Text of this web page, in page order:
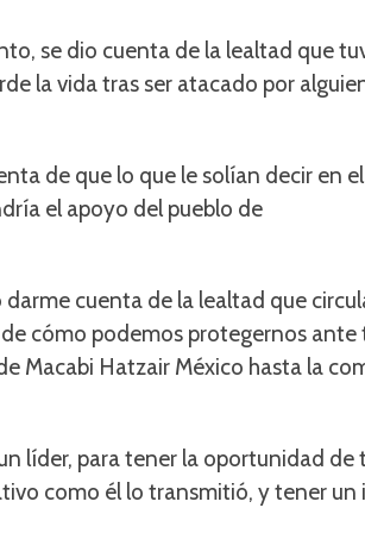
se dio cuenta de la lealtad que
la vida tras ser atacado por
de que lo que le solían decir en
el apoyo del pueblo de
cuenta de la lealtad que
cómo podemos protegernos ante
Macabi Hatzair México hasta la
líder, para tener la oportunidad de
como él lo transmitió, y tener un